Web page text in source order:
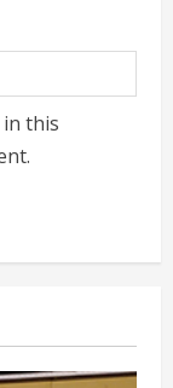
in this